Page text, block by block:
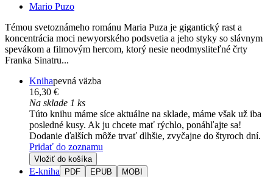
Mario Puzo
Témou svetoznámeho románu Maria Puza je gigantický rast a
koncentrácia moci newyorského podsvetia a jeho styky so slávnym
spevákom a filmovým hercom, ktorý nesie neodmysliteľné črty
Franka Sinatru...
Knihapevná väzba
16,30 €
Na sklade 1 ks
Túto knihu máme síce aktuálne na sklade, máme však už iba
posledné kusy. Ak ju chcete mať rýchlo, ponáhľajte sa!
Dodanie ďalších môže trvať dlhšie, zvyčajne do štyroch dní.
Pridať do zoznamu
Vložiť do košíka
E-kniha PDF EPUB MOBI